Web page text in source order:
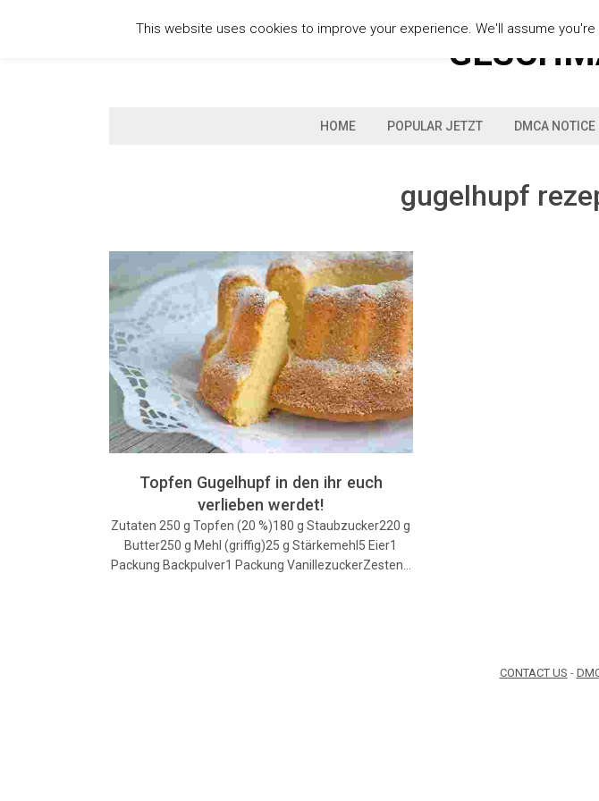
HOME POPULAR JETZT DMCA NOTICE
gugelhupf
Topfen Gugelhupf in den ihr euch
verlieben werdet!
Zutaten 250 g Topfen (20 %)180 g Staubzucker220 g
Butter250 g Mehl (griffig)25 g Stärkemehl5 Eier1
Packung Backpulver1 Packung VanillezuckerZesten…
CONTACT US -
This website uses cookies to improve your experience. We'll assume